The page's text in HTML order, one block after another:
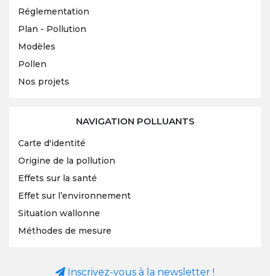
Réglementation
Plan - Pollution
Modèles
Pollen
Nos projets
NAVIGATION POLLUANTS
Carte d'identité
Origine de la pollution
Effets sur la santé
Effet sur l’environnement
Situation wallonne
Méthodes de mesure
Inscrivez-vous à la newsletter !